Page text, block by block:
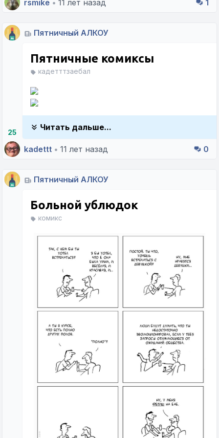
rsmike • 11 лет назад 1
Пятничный АЛКОУ
25
Пятничные комиксы
кадетттзаебал
Читать дальше...
kadettt • 11 лет назад 0
Пятничный АЛКОУ
Больной ублюдок
комикс